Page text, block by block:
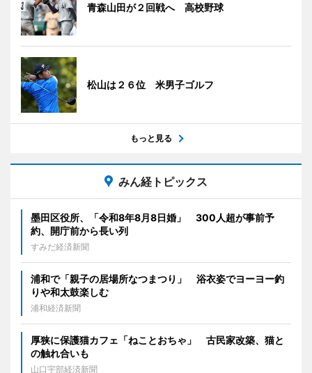
青森山田が２回戦へ 高校野球
松山は２６位 米男子ゴルフ
もっと見る
みん経トピックス
墨田区役所、「令和8年8月8日婚」 300人超が事前予
約、開庁前から長い列
すみだ経済新聞
浦和で「親子の居場所なつまつり」 浴衣姿でヨーヨー釣
りや和太鼓楽しむ
浦和経済新聞
厚狭に保護猫カフェ「ねことおちゃ」 古民家改築、猫と
の触れ合いも
山口宇部経済新聞